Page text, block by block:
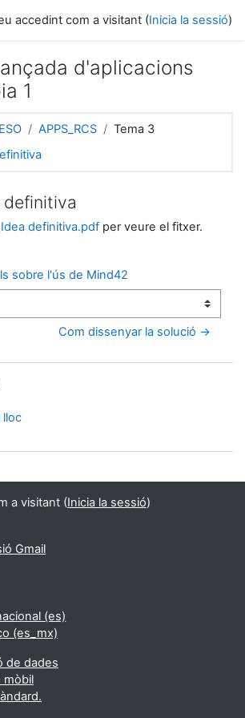
accedint com a visitant (Inicia la sessió)
d'aplicacions
1
ESO APPS_RCS
Tema 3
definitiva
Idea definitiva.pdf per veure el fitxer.
sobre l'ús de Mind42
Com dissenyar la solució →
llocFòrum
a visitant (Inicia la sessió)
Gmail
‎(es)‎
‎(es_mx)‎
de dades
mòbil